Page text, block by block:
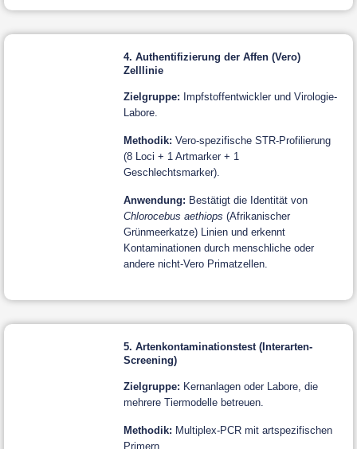
4. Authentifizierung der Affen (Vero)
Zelllinie
Zielgruppe: Impfstoffentwickler und Virologie-
Labore.
Methodik: Vero-spezifische STR-Profilierung
(8 Loci + 1 Artmarker + 1
Geschlechtsmarker).
Anwendung: Bestätigt die Identität von
Chlorocebus aethiops (Afrikanischer
Grünmeerkatze) Linien und erkennt
Kontaminationen durch menschliche oder
andere nicht-Vero Primatzellen.
5. Artenkontaminationstest (Interarten-
Screening)
Zielgruppe: Kernanlagen oder Labore, die
mehrere Tiermodelle betreuen.
Methodik: Multiplex-PCR mit artspezifischen
Primern.